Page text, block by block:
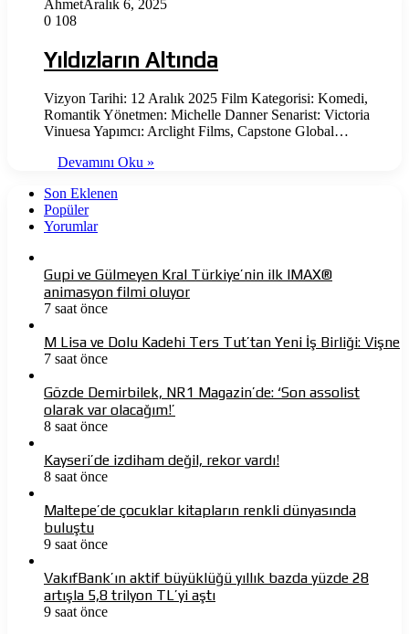
AhmetAralık 6, 2025
0 108
Yıldızların Altında
Vizyon Tarihi: 12 Aralık 2025 Film Kategorisi: Komedi,
Romantik Yönetmen: Michelle Danner Senarist: Victoria
Vinuesa Yapımcı: Arclight Films, Capstone Global…
Devamını Oku »
Son Eklenen
Popüler
Yorumlar
Gupi ve Gülmeyen Kral Türkiye’nin ilk IMAX®
animasyon filmi oluyor
7 saat önce
M Lisa ve Dolu Kadehi Ters Tut’tan Yeni İş Birliği: Vişne
7 saat önce
Gözde Demirbilek, NR1 Magazin’de: ‘Son assolist
olarak var olacağım!’
8 saat önce
Kayseri’de izdiham değil, rekor vardı!
8 saat önce
Maltepe’de çocuklar kitapların renkli dünyasında
buluştu
9 saat önce
VakıfBank’ın aktif büyüklüğü yıllık bazda yüzde 28
artışla 5,8 trilyon TL’yi aştı
9 saat önce